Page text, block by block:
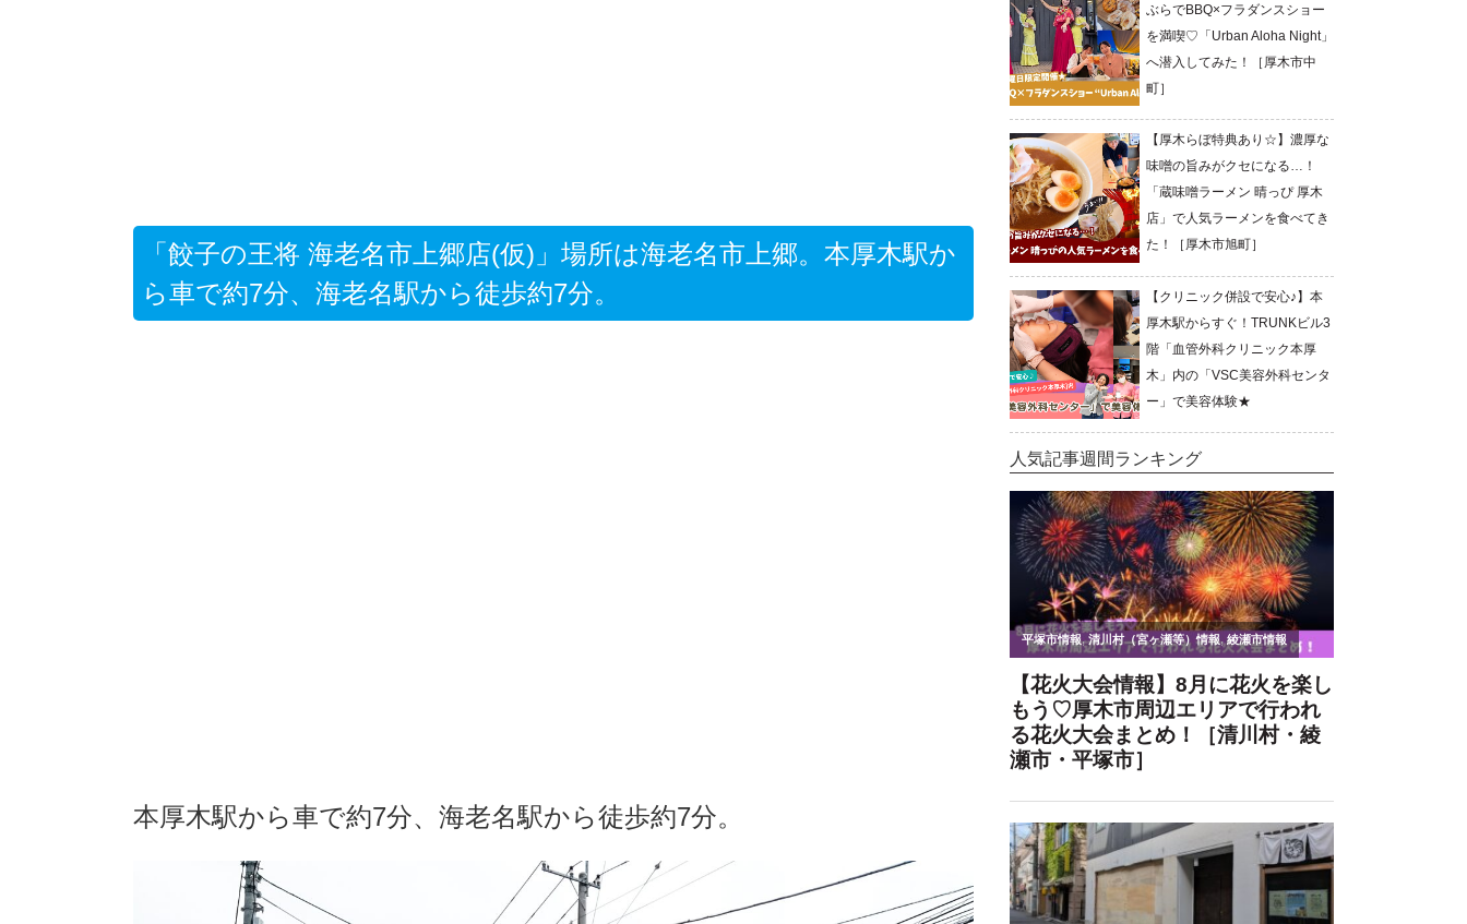
「餃子の王将 海老名市上郷店(仮)」場所は海老名市上郷。本厚木駅か
ら車で約7分、海老名駅から徒歩約7分。
本厚木駅から車で約7分、海老名駅から徒歩約7分。
ぶらでBBQ×フラダンスショー
を満喫♡「Urban Aloha Night」
へ潜入してみた！［厚木市中
町］
【厚木らぼ特典あり☆】濃厚な
味噌の旨みがクセになる…！
「蔵味噌ラーメン 晴っぴ 厚木
店」で人気ラーメンを食べてき
た！［厚木市旭町］
【クリニック併設で安心♪】本
厚木駅からすぐ！TRUNKビル3
階「血管外科クリニック本厚
木」内の「VSC美容外科センタ
ー」で美容体験★
人気記事週間ランキング